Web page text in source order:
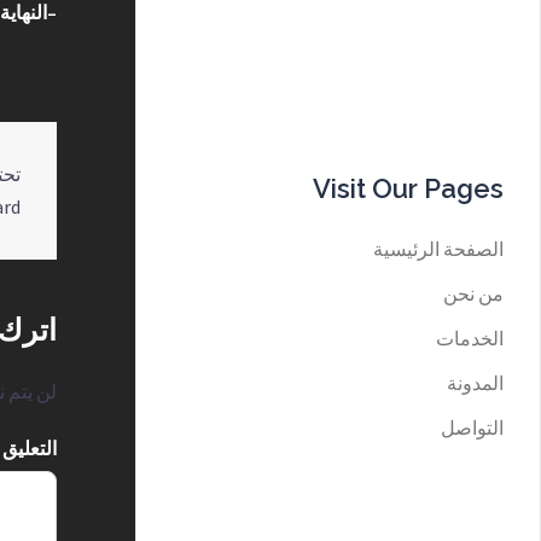
لن يتم
التعليق
Visit Our Pages
الصفحة الرئيسية
من نحن
الخدمات
المدونة
التواصل